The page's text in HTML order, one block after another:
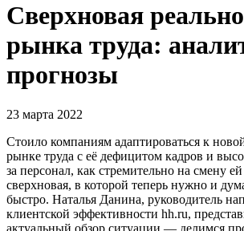
Сверхновая
рынка труда:
прогнозы
23 марта 2022
Стоило компаниям адаптироваться к
рынке труда с её дефицитом кадров и
за персонал, как стремительно на смену
сверхновая, в которой теперь нужно и
быстро. Наталья Данина, руководитель
клиентской эффективности hh.ru,
актуальный обзор ситуации — делимся